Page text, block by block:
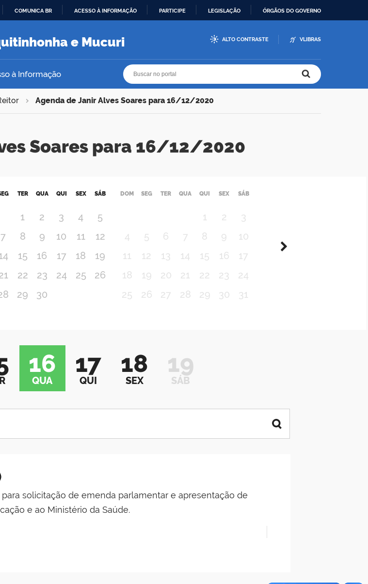
O
COMUNICA BR ACESSO À INFORMAÇÃO PARTICIPE LEGISLAÇÃO ÓRGÃOS DO GOVERNO
e Mucuri ALTO CONTRASTE VLIBRAS
à Informação
Agenda de Janir Alves Soares para 16/12/2020
Soares para 16/12/2020
TER QUA QUI SEX SÁB
1 2 3 4
5
7 8 9 10 11
12
15 16 17 18
19
22 23 24 25
26
29 30
DOM SEG TER QUA QUI SEX SÁB
1 2
3
4
5 6 7 8 9
10
11
12 13 14 15 16
17
18
19 20 21 22 23
24
25
26 27 28 29 30 31
16
QUA
17
QUI
18
SEX
19
SÁB
solicitação de emenda parlamentar e apresentação de
e ao Ministério da Saúde.